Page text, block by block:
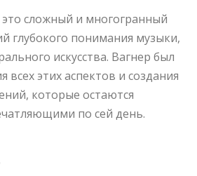
сложный и многогранный
глубокого понимания музыки,
искусства. Вагнер был
всех этих аспектов и создания
которые остаются
по сей день.